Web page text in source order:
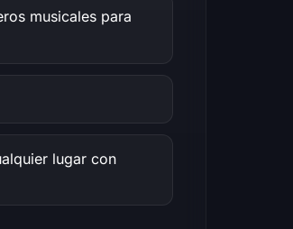
musicales para
lugar con